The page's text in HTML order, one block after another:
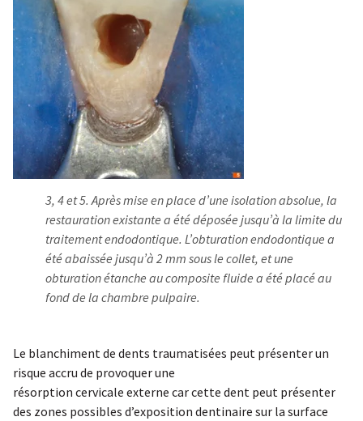
3, 4 et 5. Après mise en place d’une isolation absolue, la
restauration existante a été déposée jusqu’à la limite du
traitement endodontique. L’obturation endodontique a
été abaissée jusqu’à 2 mm sous le collet, et une
obturation étanche au composite fluide a été placé au
fond de la chambre pulpaire.
Le blanchiment de dents traumatisées peut présenter un
risque accru de provoquer une
résorption cervicale externe car cette dent peut présenter
des zones possibles d’exposition dentinaire sur la surface